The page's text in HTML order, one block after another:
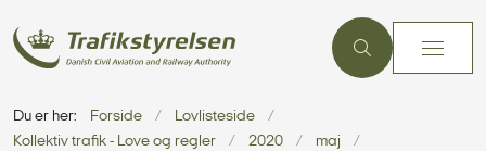
Du er her: Forside
Lovlisteside
Kollektiv trafik - Love og regler
2020
maj